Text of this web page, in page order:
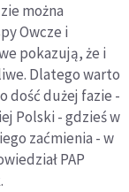
można
Owcze i
pokazują, że i
Dlatego warto
dość dużej fazie -
Polski - gdzieś w
zaćmienia - w
PAP